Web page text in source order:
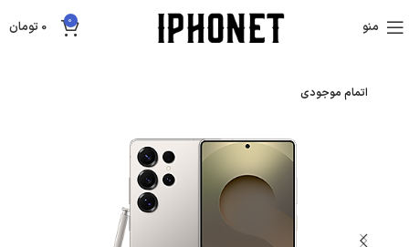
منو 0
0 تومان
اتمام موجودی